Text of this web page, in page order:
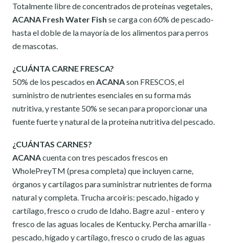
Totalmente libre de concentrados de proteínas vegetales,
ACANA Fresh Water Fish se carga con 60% de pescado-
hasta el doble de la mayoría de los alimentos para perros
de mascotas.
¿CUÁNTA CARNE FRESCA?
50% de los pescados enACANAson FRESCOS, el
suministro de nutrientes esenciales en su forma más
nutritiva, y restante 50% se secan para proporcionar una
fuente fuerte y natural de la proteína nutritiva del pescado.
¿CUÁNTAS CARNES?
ACANAcuenta con tres pescados frescos en
WholePreyTM (presa completa) que incluyen carne,
órganos y cartílagos para suministrar nutrientes de forma
natural y completa. Trucha arcoíris: pescado, hígado y
cartílago, fresco o crudo de Idaho. Bagre azul - entero y
fresco de las aguas locales de Kentucky. Percha amarilla -
pescado, hígado y cartílago, fresco o crudo de las aguas